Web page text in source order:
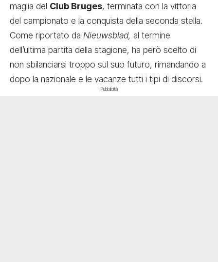
maglia del Club Bruges, terminata con la vittoria
del campionato e la conquista della seconda stella.
Come riportato da Nieuwsblad, al termine
dell’ultima partita della stagione, ha però scelto di
non sbilanciarsi troppo sul suo futuro, rimandando a
dopo la nazionale e le vacanze tutti i tipi di discorsi.
Pubblicità